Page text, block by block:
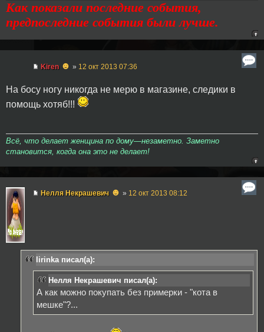
Как показали последние события,
предпоследние события были лучше.
Kiren ☻ » 12 окт 2013 07:36
На босу ногу никогда не мерю в магазине, следики в
помощь хотяб!!!
Всё, что делает женщина по дому—незаметно. Заметно
становится, когда она это не делает!
Нелля Некрашевич ☻ » 12 окт 2013 08:12
lirinka писал(а):
Нелля Некрашевич писал(а):
А как можно покупать без примерки - "кота в
мешке"?...